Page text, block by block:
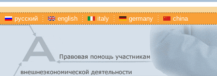
русский english italy germany china